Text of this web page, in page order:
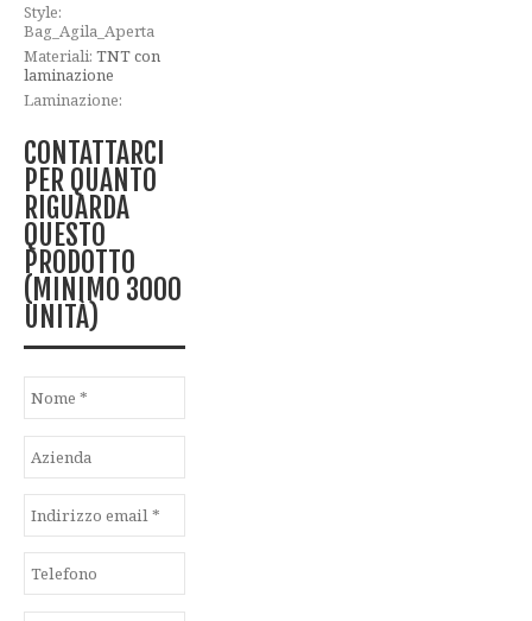
Style:
Bag_Agila_Aperta
Materiali: TNT con
laminazione
Laminazione:
CONTATTARCI
PER QUANTO
RIGUARDA
QUESTO
PRODOTTO
(MINIMO 3000
UNITÀ)